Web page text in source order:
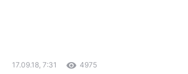
17.09.18, 7:31 4975